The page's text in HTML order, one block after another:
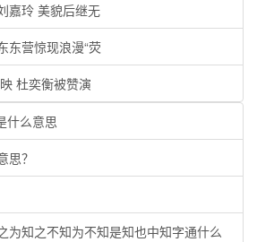
嘉玲 美貌后继无
东营惊现浪漫“荧
杜奕衡被赞演
什么意思
思？
为知之不知为不知是知也中知字通什么